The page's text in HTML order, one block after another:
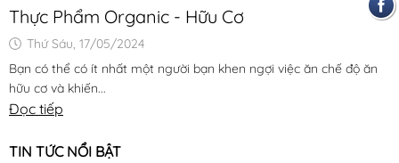
Thực Phẩm Organic - Hữu Cơ
Thứ Sáu, 17/05/2024
Bạn có thể có ít nhất một người bạn khen ngợi việc ăn chế độ ăn
hữu cơ và khiến...
Đọc tiếp
TIN TỨC NỔI BẬT